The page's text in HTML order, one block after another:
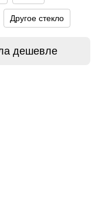
Другое стекло
дешевле